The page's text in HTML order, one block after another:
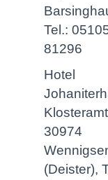
Tel.:
81296
Hotel
30974
(Deister),